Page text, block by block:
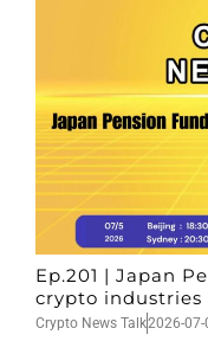
Ep.201 | Japan
crypto industries
Crypto News Talk2026-07-